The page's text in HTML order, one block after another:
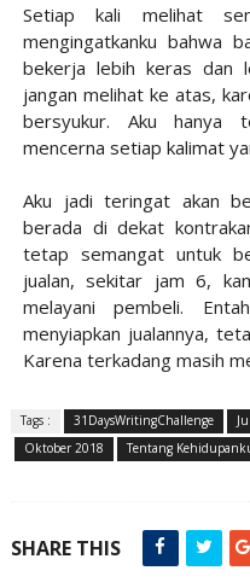
Setiap kali melihat
mengingatkanku bahwa
bekerja lebih keras dan
jangan melihat ke atas,
bersyukur. Aku hanya
mencerna setiap kalimat
Aku jadi teringat akan
berada di dekat
tetap semangat untuk
jualan, sekitar jam 6,
melayani pembeli.
menyiapkan jualannya,
Karena terkadang masih
Tags : 31DaysWritingChallenge
Oktober 2018
Tentang
SHARE THIS